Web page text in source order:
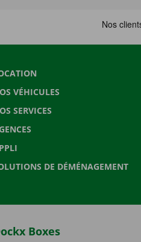
VÉHICULES
SERVICES
DE DÉMÉNAGEMENT
Boxes